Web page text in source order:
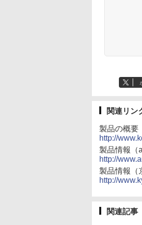
関連リン
製品の概要
http://
製品情報（
http://
製品情報（
http://
関連記事